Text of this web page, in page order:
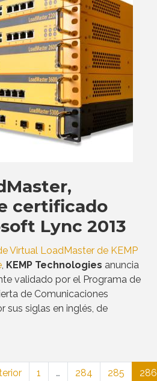
certificado
Lync 2013
Virtual LoadMaster de KEMP
, KEMP Technologies anuncia
validado por el Programa de
de Comunicaciones
sus siglas en inglés, de
1 … 284 285 286